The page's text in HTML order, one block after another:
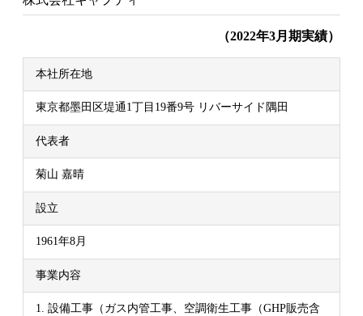
（2022年3月期実績）
本社所在地
東京都墨田区堤通1丁目19番9号 リバーサイド隅田
代表者
菊山 嘉晴
設立
1961年8月
事業内容
1. 設備工事（ガス内管工事、空調衛生工事（GHP販売含